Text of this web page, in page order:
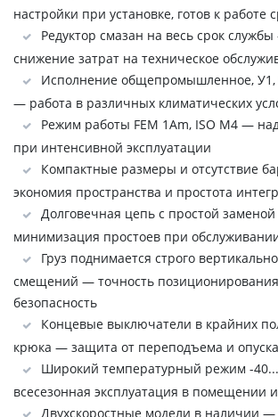
настройки при установке, готов к работе
Редуктор смазан на весь срок
снижение затрат на техническое
Исполнение общепромышленное, У1,
— работа в различных климатических
Режим работы FEM 1Аm, ISO M4 —
при интенсивной эксплуатации
Компактные размеры и отсутствие
экономия пространства и простота
Долговечная цепь с простой
минимизация простоев при
Груз поднимается строго
смещений — точность
безопасность
Концевые выключатели в крайних
крюка — защита от переподъема и
Широкий температурный режим -
всесезонная эксплуатация в помещении
Двухскоростные модели в наличии —